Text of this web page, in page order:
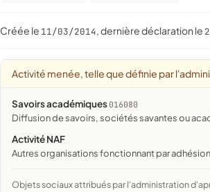
Créée le 11/03/2014, dernière déclaration le
Activité menée, telle que définie par
Savoirs académiques 016080
diffusion de savoirs, sociétés savantes ou
Activité NAF
Autres organisations fonctionnant par
Objets sociaux attribués par l'administration d'après l'objet déclaré ; activité NAF attribuée par l'INSEE. Les noms courts